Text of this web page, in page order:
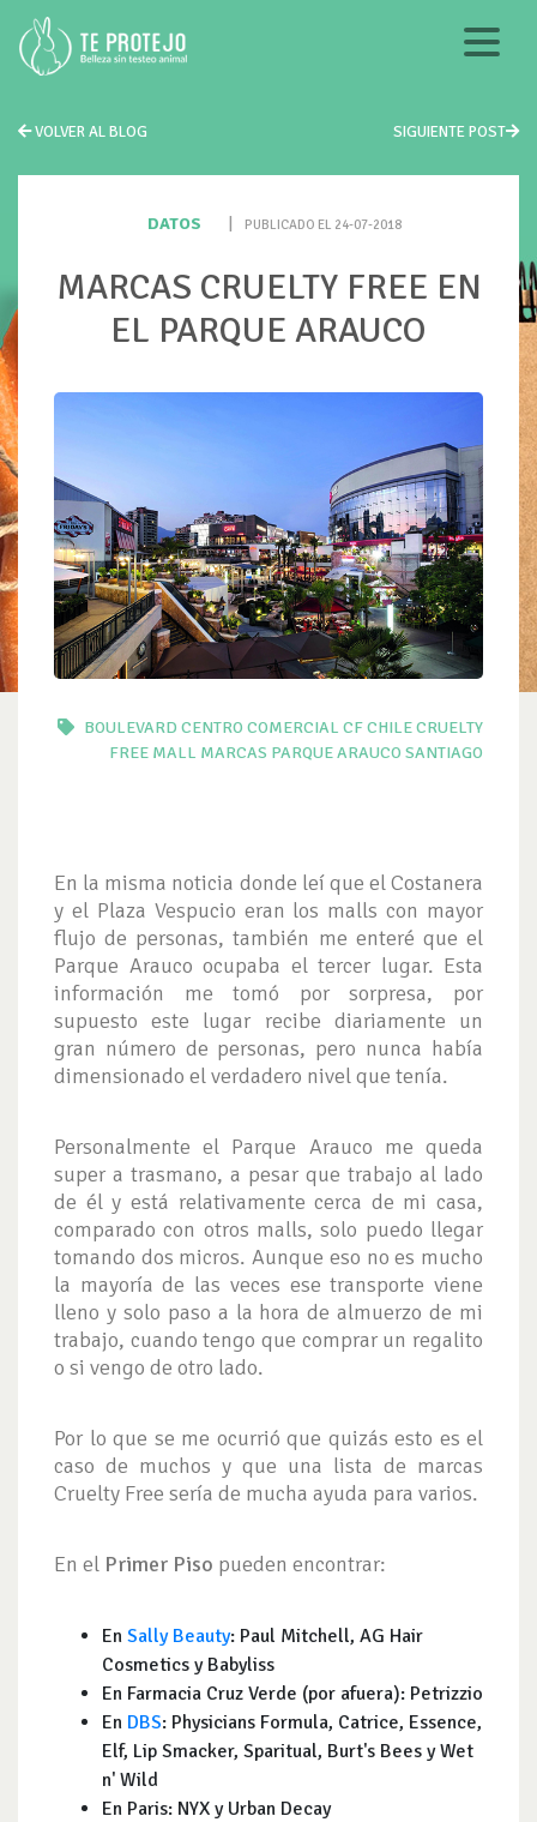
VOLVER AL BLOG SIGUIENTE POST
DATOS PUBLICADO EL 24-07-2018
MARCAS CRUELTY FREE EN
EL PARQUE ARAUCO
BOULEVARD CENTRO COMERCIAL CFCHILECRUELTY
FREE MALL MARCAS PARQUE ARAUCO SANTIAGO
En la misma noticia donde leí que el Costanera
y el Plaza Vespucio eran los malls con mayor
flujo de personas, también me enteré que el
Parque Arauco ocupaba el tercer lugar. Esta
información me tomó por sorpresa, por
supuesto este lugar recibe diariamente un
gran número de personas, pero nunca había
dimensionado el verdadero nivel que tenía.
Personalmente el Parque Arauco me queda
super a trasmano, a pesar que trabajo al lado
de él y está relativamente cerca de mi casa,
comparado con otros malls, solo puedo llegar
tomando dos micros. Aunque eso no es mucho
la mayoría de las veces ese transporte viene
lleno y solo paso a la hora de almuerzo de mi
trabajo, cuando tengo que comprar un regalito
o si vengo de otro lado.
Por lo que se me ocurrió que quizás esto es el
caso de muchos y que una lista de marcas
Cruelty Free sería de mucha ayuda para varios.
En el Primer Piso pueden encontrar:
En Sally Beauty: Paul Mitchell, AG Hair
Cosmetics y Babyliss
En Farmacia Cruz Verde (por afuera): Petrizzio
En DBS: Physicians Formula, Catrice, Essence,
Elf, Lip Smacker, Sparitual, Burt's Bees y Wet
n' Wild
En Paris: NYX y Urban Decay